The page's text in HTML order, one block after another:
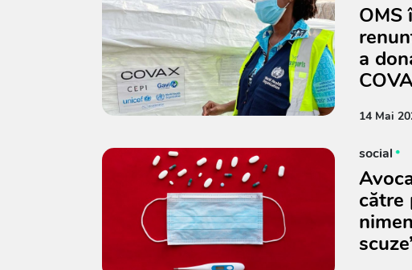
OMS
a
14 Mai
social
către